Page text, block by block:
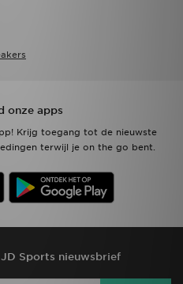
onze apps
Krijg toegang tot de nieuwste
terwijl je on the go bent.
Sports nieuwsbrief